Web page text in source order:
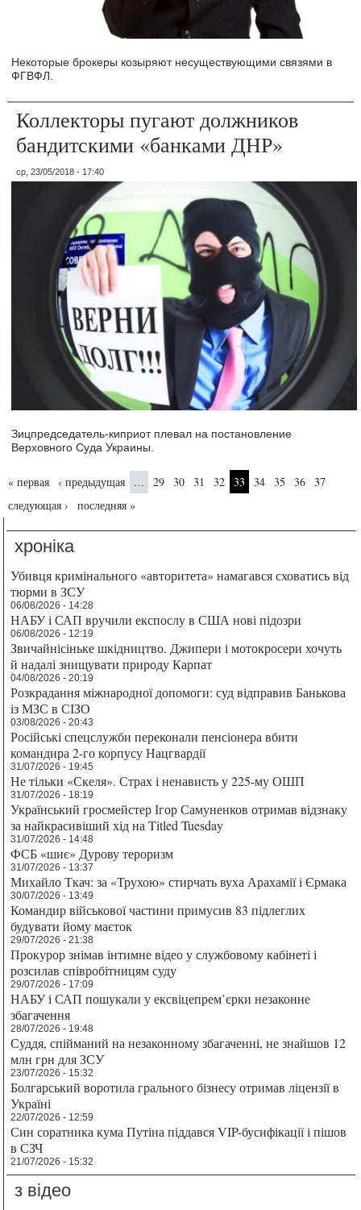
Некоторые брокеры козыряют несуществующими связями в
ФГВФЛ.
Коллекторы пугают должников
бандитскими «банками ДНР»
ср, 23/05/2018 - 17:40
Зицпредседатель-киприот плевал на постановление
Верховного Суда Украины.
Страницы
« первая ‹ предыдущая … 29 30 31 32 33 34 35 36
37
следующая ›
последняя »
хроніка
Убивця кримінального «авторитета» намагався сховатись від
тюрми в ЗСУ
06/08/2026 - 14:28
НАБУ і САП вручили експослу в США нові підозри
06/08/2026 - 12:19
Звичайнісіньке шкідництво. Джипери і мотокросери хочуть
й надалі знищувати природу Карпат
04/08/2026 - 20:19
Розкрадання міжнародної допомоги: суд відправив Банькова
із МЗС в СІЗО
03/08/2026 - 20:43
Російські спецслужби переконали пенсіонера вбити
командира 2-го корпусу Нацгвардії
31/07/2026 - 19:45
Не тільки «Скеля». Страх і ненависть у 225-му ОШП
31/07/2026 - 18:19
Український гросмейстер Ігор Самуненков отримав відзнаку
за найкрасивіший хід на Titled Tuesday
31/07/2026 - 14:48
ФСБ «шиє» Дурову тероризм
31/07/2026 - 13:37
Михайло Ткач: за «Трухою» стирчать вуха Арахамії і Єрмака
30/07/2026 - 13:49
Командир військової частини примусив 83 підлеглих
будувати йому маєток
29/07/2026 - 21:38
Прокурор знімав інтимне відео у службовому кабінеті і
розсилав співробітницям суду
29/07/2026 - 17:09
НАБУ і САП пошукали у ексвіцепрем’єрки незаконне
збагачення
28/07/2026 - 19:48
Суддя, спійманий на незаконному збагаченні, не знайшов 12
млн грн для ЗСУ
23/07/2026 - 15:32
Болгарський воротила грального бізнесу отримав ліцензії в
Україні
22/07/2026 - 12:59
Син соратника кума Путіна піддався VIP-бусифікації і пішов
в СЗЧ
21/07/2026 - 15:32
з відео